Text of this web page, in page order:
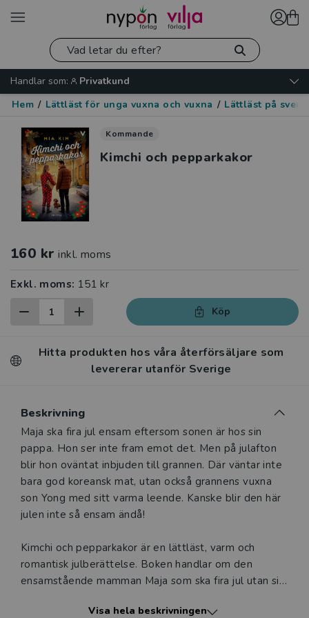
Handlar som:
Privatkund
Hem / Lättläst för unga vuxna och vuxna / Lättläst på
Kommande
Kimchi och pepparkakor
160 kr inkl. moms
Exkl. moms: 151 kr
Köp
Hitta produkten hos våra återförsäljare som
levererar utanför Sverige
Beskrivning
Beskrivning
Maja ska fira jul ensam eftersom sonen är hos sin
pappa. Hon ser inte fram emot det. Men på julafton
blir hon oväntat inbjuden till grannen. Där väntar inte
bara god koreansk mat, utan också grannens vuxna
son Yong med sitt varma leende. Kanske blir den här
julen inte så ensam ändå!
Kimchi och pepparkakor är en lättläst, varm och
romantisk julberättelse. Boken handlar om den
ensamstående mamman Maja som ska fira jul utan sin
men när hon möter samma stiliga man på flera olika
Visa hela beskrivningen